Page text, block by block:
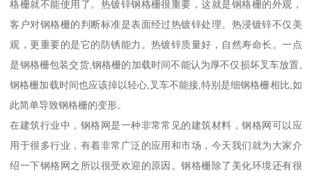
格栅就不能使用了。热镀锌钢格栅很重要，这就是钢格栅的外观，
客户对钢格栅的判断标准是表面经过热镀锌处理。热浸镀锌不仅美
观，更重要的是它的防锈能力。热镀锌质量好，自然寿命长。一点
是钢格栅包装交货,钢格栅的加载时间不能认为厚不仅损坏叉车放置,
钢格栅加载时间也应该掉以轻心,叉车不能接,特别是细钢格栅相比,如
此简单导致钢格栅的变形。
在建筑行业中，钢格网是一种非常常见的建筑材料，钢格网可以应
用于很多行业，有着非常广泛的应用和市场，今天我们就为大家介
绍一下钢格网之所以很受欢迎的原因。钢格栅除了美化环境还有很